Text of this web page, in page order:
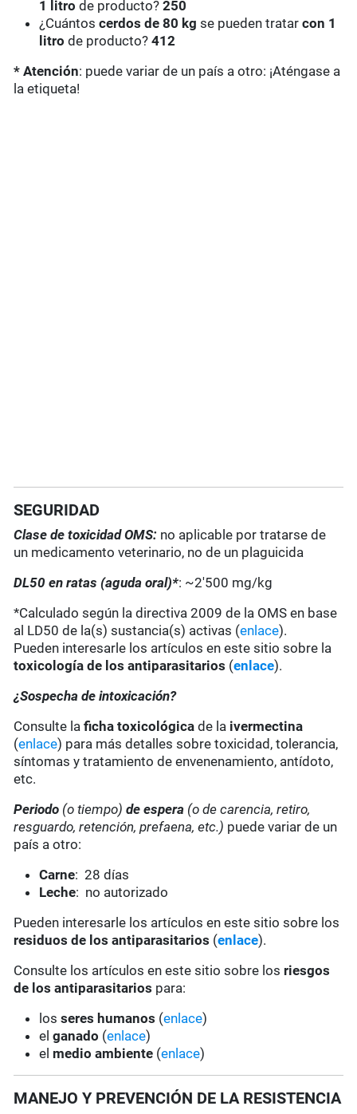
1 litro de producto?250
¿Cuántoscerdos de 80 kg se pueden tratarcon 1
litro de producto?412
* Atención: puede variar de un país a otro: ¡Aténgase a
la etiqueta!
SEGURIDAD
Clase de toxicidad OMS: no aplicable por tratarse de
un medicamento veterinario, no de un plaguicida
DL50 en ratas (aguda oral)*: ~2'500 mg/kg
*Calculado según la directiva 2009 de la OMS en base
al LD50 de la(s) sustancia(s) activas (enlace).
Pueden interesarle los artículos en este sitio sobre la
toxicología de los antiparasitarios (enlace).
¿Sospecha de intoxicación?
Consulte laficha toxicológica de la ivermectina
(enlace) para más detalles sobre toxicidad, tolerancia,
síntomas y tratamiento de envenenamiento, antídoto,
etc.
Periodo (o tiempo) de espera (o de carencia, retiro,
resguardo, retención, prefaena, etc.) puede variar de un
país a otro:
Carne: 28 días
Leche: no autorizado
Pueden interesarle los artículos en este sitio sobre los
residuos de los antiparasitarios (enlace).
Consulte los artículos en este sitio sobre los riesgos
de los antiparasitarios para:
losseres humanos (enlace)
elganado (enlace)
el medio ambiente (enlace)
MANEJO Y PREVENCIÓN DE LA RESISTENCIA